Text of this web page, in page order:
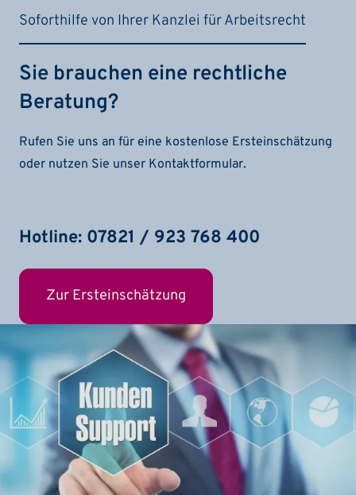
Soforthilfe von Ihrer Kanzlei für Arbeitsrecht
Sie brauchen eine rechtliche
Beratung?
Rufen Sie uns an für eine kostenlose Ersteinschätzung
oder nutzen Sie unser Kontaktformular.
Hotline: 07821 / 923 768 400
Zur Ersteinschätzung